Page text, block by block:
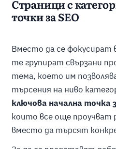
Страници с
точки за SEO
Вместо да се фокусират
те групират свързани
тема, което им
търсения на ниво
ключова начална точка
които все още проучват
вместо да търсят